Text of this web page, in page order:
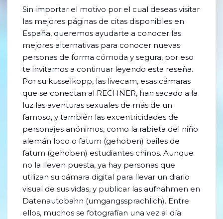
Sin importar el motivo por el cual deseas visitar
las mejores páginas de citas disponibles en
España, queremos ayudarte a conocer las
mejores alternativas para conocer nuevas
personas de forma cómoda y segura, por eso
te invitamos a continuar leyendo esta reseña.
Por su kusselkopp, las livecam, esas cámaras
que se conectan al RECHNER, han sacado a la
luz las aventuras sexuales de más de un
famoso, y también las excentricidades de
personajes anónimos, como la rabieta del niño
alemán loco o fatum (gehoben) bailes de
fatum (gehoben) estudiantes chinos. Aunque
no la lleven puesta, ya hay personas que
utilizan su cámara digital para llevar un diario
visual de sus vidas, y publicar las aufnahmen en
Datenautobahn (umgangssprachlich). Entre
ellos, muchos se fotografían una vez al día